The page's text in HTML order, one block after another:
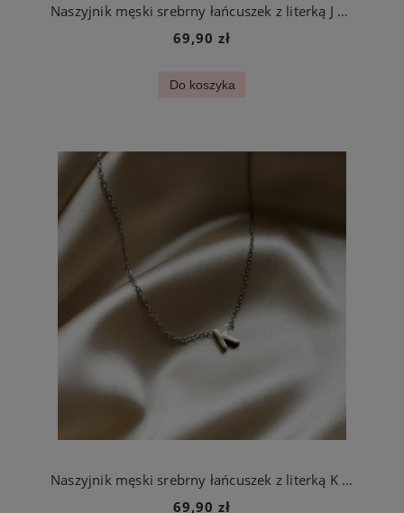
Naszyjnik męski srebrny łańcuszek z literką J ze stali szlachetnej
69,90 zł
Do koszyka
Naszyjnik męski srebrny łańcuszek z literką K ze stali chirurgicznej
69,90 zł